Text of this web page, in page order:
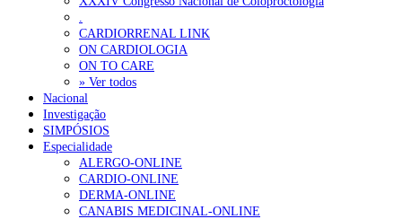
a consultas e cirurgias
Portugal está a formar os médicos de que precisa?
2026
NOTÍCIAS MAIS LIDAS
Enfermagem Forense. “Da urgência ao tribunal, cada
gesto conta e cada profissional faz a diferença”
203 visualizações
.
CARDIORRENAL LINK
ON CARDIOLOGIA
ON TO CARE
» Ver todos
Nacional
Investigação
SIMPÓSIOS
Especialidade
ALERGO-ONLINE
CARDIO-ONLINE
DERMA-ONLINE
CANABIS MEDICINAL-ONLINE